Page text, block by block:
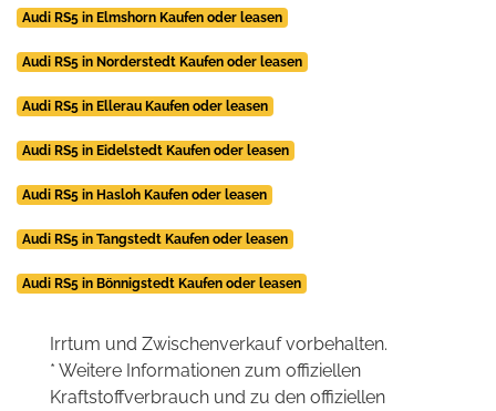
Audi RS5 in Elmshorn Kaufen oder leasen
Audi RS5 in Norderstedt Kaufen oder leasen
Audi RS5 in Ellerau Kaufen oder leasen
Audi RS5 in Eidelstedt Kaufen oder leasen
Audi RS5 in Hasloh Kaufen oder leasen
Audi RS5 in Tangstedt Kaufen oder leasen
Audi RS5 in Bönnigstedt Kaufen oder leasen
Irrtum und Zwischenverkauf vorbehalten.
* Weitere Informationen zum offiziellen
Kraftstoffverbrauch und zu den offiziellen